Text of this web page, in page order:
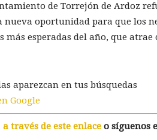
de Torrejón de Ardoz
nueva oportunidad para que los
esperadas del año, que atrae
aparezcan en tus búsquedas
Google
a través de este enlace o síguenos